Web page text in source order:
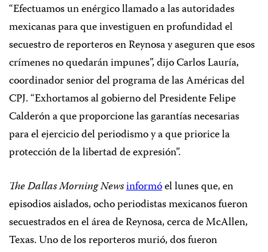
“Efectuamos un enérgico llamado a las autoridades
mexicanas para que investiguen en profundidad el
secuestro de reporteros en Reynosa y aseguren que esos
crímenes no quedarán impunes”, dijo CarlosLauría,
coordinador senior del programa de las Américas del
CPJ. “Exhortamos al gobierno del Presidente Felipe
Calderón a que proporcione las garantías necesarias
para el ejercicio del periodismo y a que priorice la
protección de la libertad de expresión”.
TheDallas Morning Newsinformóel lunes que, en
episodios aislados, ocho periodistas mexicanos fueron
secuestrados en el área de Reynosa, cerca de McAllen,
Texas. Uno de los reporteros murió, dos fueron